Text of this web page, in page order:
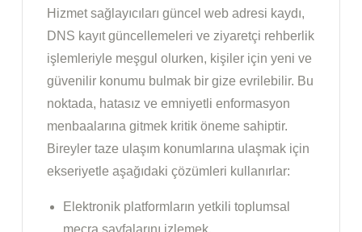
Hizmet sağlayıcıları güncel web adresi kaydı,
DNS kayıt güncellemeleri ve ziyaretçi rehberlik
işlemleriyle meşgul olurken, kişiler için yeni ve
güvenilir konumu bulmak bir gize evrilebilir. Bu
noktada, hatasız ve emniyetli enformasyon
menbaalarına gitmek kritik öneme sahiptir.
Bireyler taze ulaşım konumlarına ulaşmak için
ekseriyetle aşağıdaki çözümleri kullanırlar:
Elektronik platformların yetkili toplumsal